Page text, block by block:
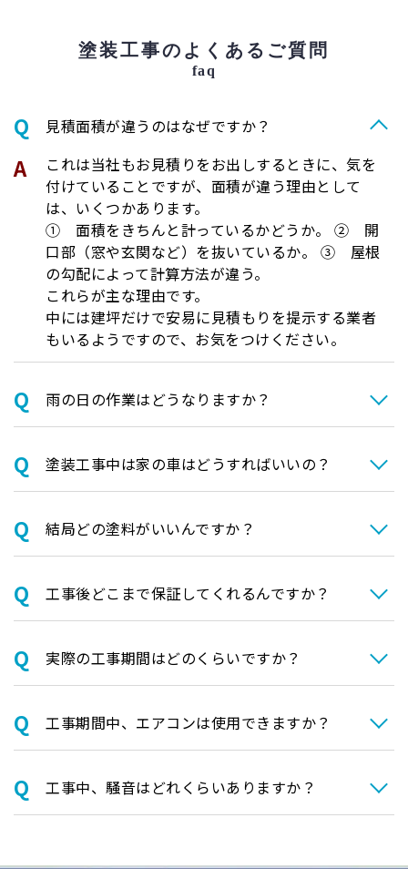
塗装工事のよくあるご質問
faq
⾒積⾯積が違うのはなぜですか？
これは当社もお見積りをお出しするときに、気を
付けていることですが、面積が違う理由として
は、いくつかあります。
① 面積をきちんと計っているかどうか。 ② 開
口部（窓や玄関など）を抜いているか。 ③ 屋根
の勾配によって計算方法が違う。
これらが主な理由です。
中には建坪だけで安易に見積もりを提示する業者
もいるようですので、お気をつけください。
⾬の日の作業はどうなりますか？
塗装⼯事中は家の⾞はどうすればいいの？
結局どの塗料がいいんですか？
⼯事後どこまで保証してくれるんですか？
実際の⼯事期間はどのくらいですか？
⼯事期間中、エアコンは使⽤できますか？
⼯事中、騒⾳はどれくらいありますか？